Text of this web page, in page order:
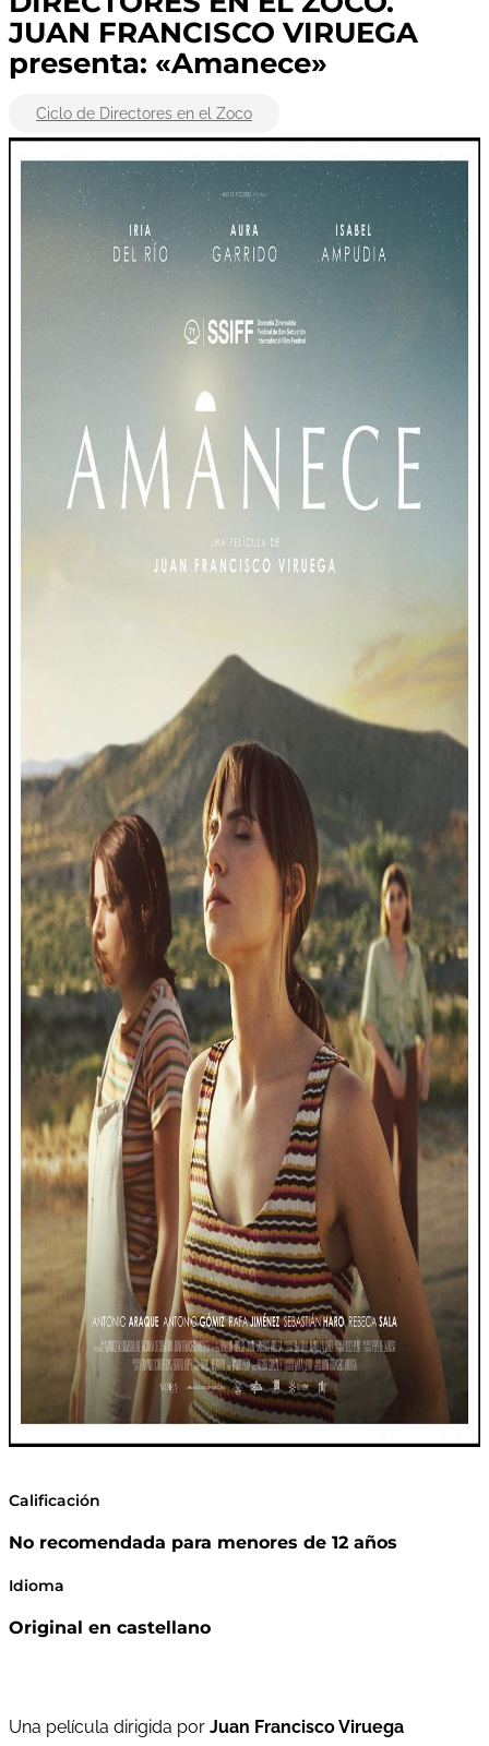
JUAN FRANCISCO VIRUEGA
presenta: «Amanece»
Ciclo de Directores en el Zoco
Calificación
No recomendada para menores de 12 años
Idioma
Original en castellano
Una película dirigida por Juan Francisco Viruega